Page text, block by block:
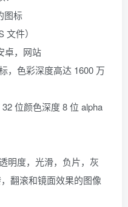
图标
件）
卓，网站
，色彩深度高达 1600 万
位颜色深度 8 位 alpha
明度，光滑，负片，灰
翻滚和镜面效果的图像